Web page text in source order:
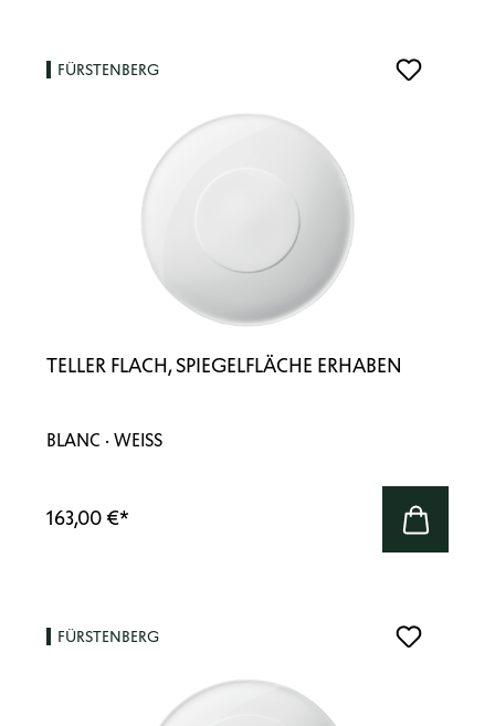
FÜRSTENBERG
TELLER FLACH, SPIEGELFLÄCHE ERHABEN
BLANC · WEISS
163,00 €*
FÜRSTENBERG